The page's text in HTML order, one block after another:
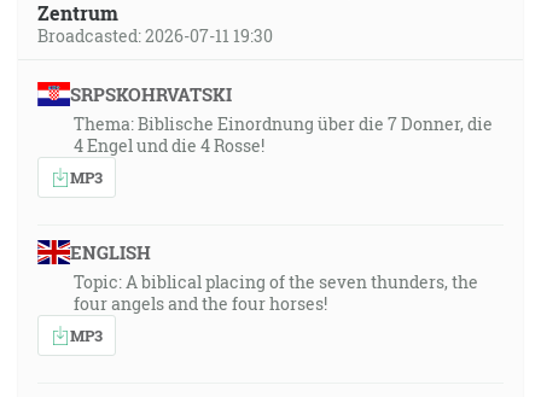
Zentrum
Broadcasted: 2026-07-11 19:30
SRPSKOHRVATSKI
Thema: Biblische Einordnung über die 7 Donner, die
4 Engel und die 4 Rosse!
MP3
ENGLISH
Topic: A biblical placing of the seven thunders, the
four angels and the four horses!
MP3